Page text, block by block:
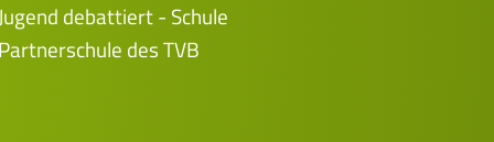
debattiert - Schule
des TVB